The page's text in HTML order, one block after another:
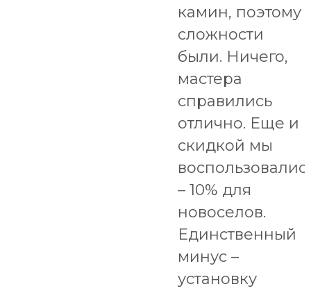
камин, поэтому
сложности
были. Ничего,
мастера
справились
отлично. Еще и
скидкой мы
– 10% для
новоселов.
Единственный
минус –
установку